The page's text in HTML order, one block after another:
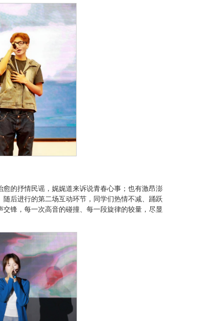
的抒情民谣，娓娓道来诉说青春心事；也有激昂澎
后进行的第二场互动环节，同学们热情不减、踊跃
锋，每一次高音的碰撞、每一段旋律的较量，尽显